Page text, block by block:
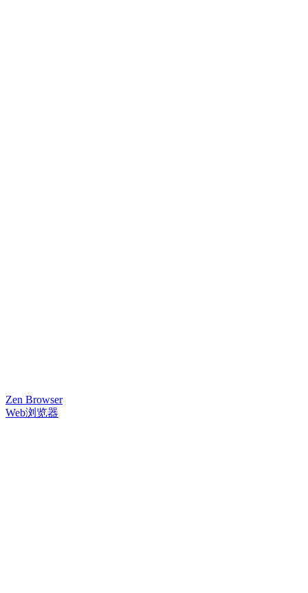
Zen Browser
Web浏览器